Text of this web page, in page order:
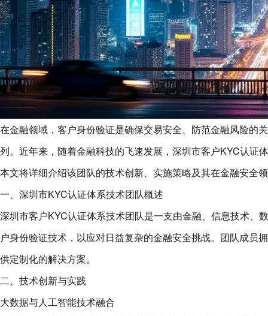
在金融领域，客户身份验证是确保交易安全、防范金融风险的
列。近年来，随着金融科技的飞速发展，深圳市客户KYC认证
本文将详细介绍该团队的技术创新、实施策略及其在金融安全
一、深圳市KYC认证体系技术团队概述
深圳市客户KYC认证体系技术团队是一支由金融、信息技术、
户身份验证技术，以应对日益复杂的金融安全挑战。团队成
供定制化的解决方案。
二、技术创新与实践
大数据与人工智能技术融合